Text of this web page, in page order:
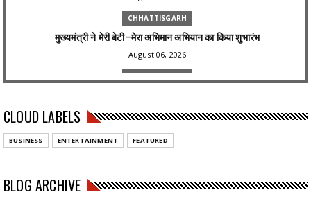
CHHATTISGARH
मुख्यमंत्री ने मेरी बेटी–मेरा अभिमान अभियान का किया शुभारंभ
August 06, 2026
CHHATTISGARH
August 06, 2026
CHHATTISGAR
CLOUD LABELS
BUSINESS ENTERTAINMENT FEATURED
BLOG ARCHIVE